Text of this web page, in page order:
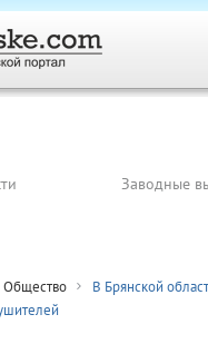
Заводные
Общество
В Брянской